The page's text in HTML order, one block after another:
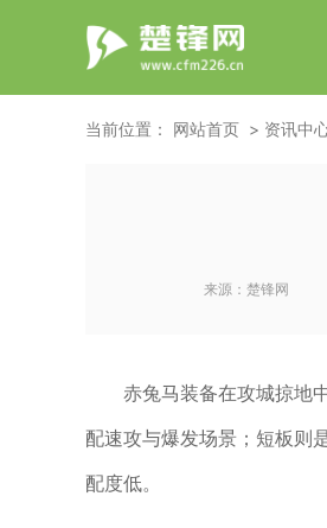
当前位置： 网站首页 资讯中
来源： 楚锋网
赤兔马装备在攻城掠地
配速攻与爆发场景；短板则
配度低。